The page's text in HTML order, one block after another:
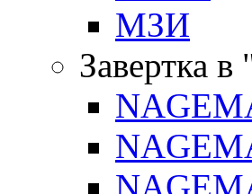
МЗИ
Завертка в